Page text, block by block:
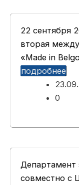
22 сентября
вторая
«Made in
подробнее
0
Департамент
совместно с